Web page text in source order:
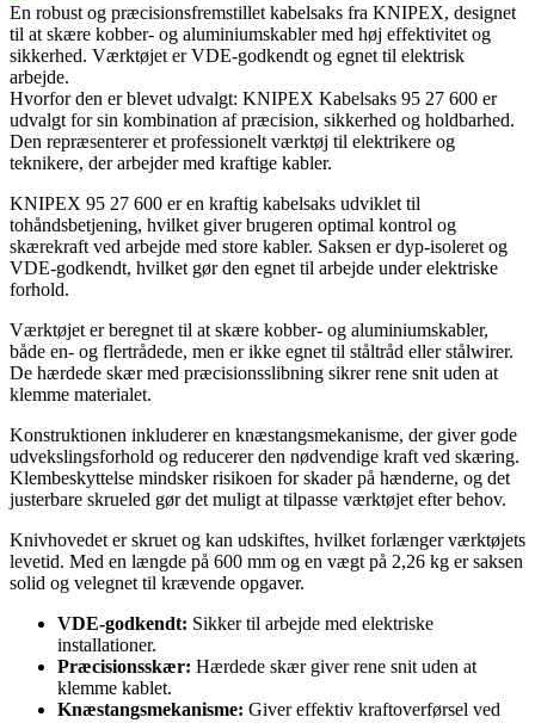
En robust og præcisionsfremstillet kabelsaks fra KNIPEX, designet
til at skære kobber- og aluminiumskabler med høj effektivitet og
sikkerhed. Værktøjet er VDE-godkendt og egnet til elektrisk
arbejde.
Hvorfor den er blevet udvalgt: KNIPEX Kabelsaks 95 27 600 er
udvalgt for sin kombination af præcision, sikkerhed og holdbarhed.
Den repræsenterer et professionelt værktøj til elektrikere og
teknikere, der arbejder med kraftige kabler.
KNIPEX 95 27 600 er en kraftig kabelsaks udviklet til
tohåndsbetjening, hvilket giver brugeren optimal kontrol og
skærekraft ved arbejde med store kabler. Saksen er dyp-isoleret og
VDE-godkendt, hvilket gør den egnet til arbejde under elektriske
forhold.
Værktøjet er beregnet til at skære kobber- og aluminiumskabler,
både en- og flertrådede, men er ikke egnet til ståltråd eller stålwirer.
De hærdede skær med præcisionsslibning sikrer rene snit uden at
klemme materialet.
Konstruktionen inkluderer en knæstangsmekanisme, der giver gode
udvekslingsforhold og reducerer den nødvendige kraft ved skæring.
Klembeskyttelse mindsker risikoen for skader på hænderne, og det
justerbare skrueled gør det muligt at tilpasse værktøjet efter behov.
Knivhovedet er skruet og kan udskiftes, hvilket forlænger værktøjets
levetid. Med en længde på 600 mm og en vægt på 2,26 kg er saksen
solid og velegnet til krævende opgaver.
VDE-godkendt: Sikker til arbejde med elektriske
installationer.
Præcisionsskær: Hærdede skær giver rene snit uden at
klemme kablet.
Knæstangsmekanisme: Giver effektiv kraftoverførsel ved